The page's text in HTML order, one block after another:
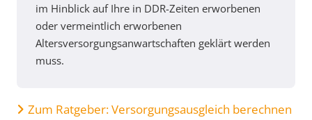
im Hinblick auf Ihre in DDR-Zeiten erworbenen
oder vermeintlich erworbenen
Altersversorgungsanwartschaften geklärt werden
muss.
Zum Ratgeber: Versorgungsausgleich berechnen